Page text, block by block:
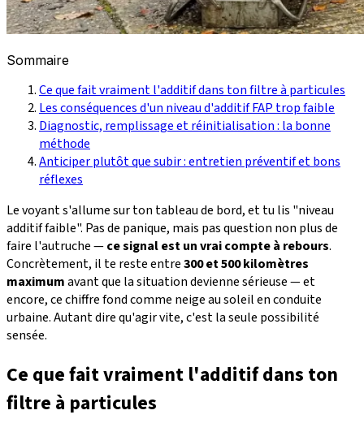
Sommaire
Ce que fait vraiment l'additif dans ton filtre à particules
Les conséquences d'un niveau d'additif FAP trop faible
Diagnostic, remplissage et réinitialisation : la bonne
méthode
Anticiper plutôt que subir : entretien préventif et bons
réflexes
Le voyant s'allume sur ton tableau de bord, et tu lis "niveau
additif faible". Pas de panique, mais pas question non plus de
faire l'autruche —ce signal est un vrai compte à rebours.
Concrètement, il te reste entre300 et 500 kilomètres
maximumavant que la situation devienne sérieuse — et
encore, ce chiffre fond comme neige au soleil en conduite
urbaine. Autant dire qu'agir vite, c'est la seule possibilité
sensée.
Ce que fait vraiment l'additif dans ton
filtre à particules